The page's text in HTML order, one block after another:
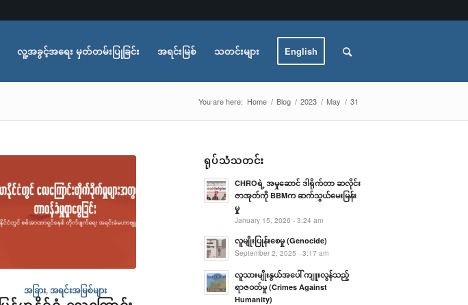
လူ့အခွင့်အရေး မှတ်တမ်းပြုခြင်း အရင်းမြစ် သတင်းများ English
You are here: Home / Blog / 2023 / May / 31
အခြား,အရင်းအမြစ်များ
ရုပ်သံသတင်း
CHROရဲ့ အမှုဆောင် ဒါရိုက်တာ ဆလိုင်း
ဇာအုတ်ကို BBMက ဆက်သွယ်မေးမြန်း
မှု
January 15, 2026 - 3:24 am
လူမျိုးပြုန်းစေမှု (Genocide)
September 2, 2025 - 3:17 am
လူသားမျိုးနွယ်အပေါ် ကျူးလွန်သည့်
ရာဇဝတ်မှု (Crimes Against
Humanity)